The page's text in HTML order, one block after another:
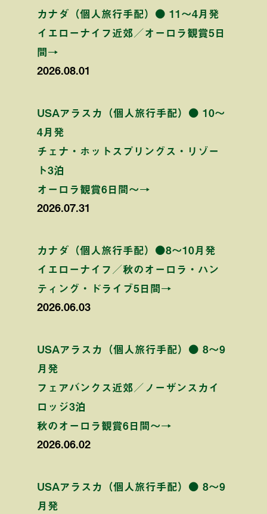
カナダ（個人旅行手配）● 11〜4月発
イエローナイフ近郊／オーロラ観賞5日
間→
2026.08.01
USAアラスカ（個人旅行手配）● 10〜
4月発
チェナ・ホットスプリングス・リゾー
ト3泊
オーロラ観賞6日間〜→
2026.07.31
カナダ（個人旅行手配）●8〜10月発
イエローナイフ／秋のオーロラ・ハン
ティング・ドライブ5日間→
2026.06.03
USAアラスカ（個人旅行手配）● 8〜9
月発
フェアバンクス近郊／ノーザンスカイ
ロッジ3泊
秋のオーロラ観賞6日間〜→
2026.06.02
USAアラスカ（個人旅行手配）● 8〜9
月発